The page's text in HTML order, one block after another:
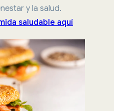
y la salud.
saludable aquí